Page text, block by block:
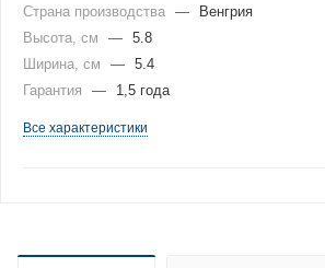
Страна производства —
Венгрия
Высота, см
— 5.8
Ширина, см
— 5.4
Гарантия
— 1,5 года
Все характеристики